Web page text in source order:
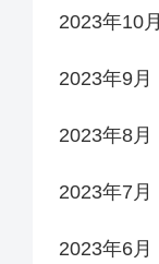
2023年10月
2023年9月
2023年8月
2023年7月
2023年6月